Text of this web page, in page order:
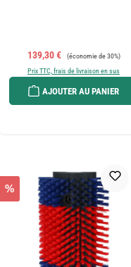
Prix de vente :
139,30 € Prix régulier :
(économie de 30%)
Prix TTC, frais de livraison en sus
AJOUTER AU PANIER
%